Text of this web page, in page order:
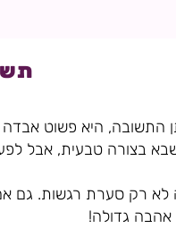
התשובה, היא פשוט אבדה
בצורה טבעית, אבל
לא רק סערת רגשות.
גדולה!